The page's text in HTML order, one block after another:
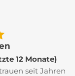
12 Monate)
seit Jahren